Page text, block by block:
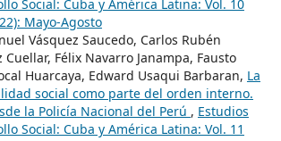
Social: Cuba y América Latina: Vol. 10
Mayo-Agosto
Vásquez Saucedo, Carlos Rubén
Cuellar, Félix Navarro Janampa, Fausto
Huarcaya, Edward Usaqui Barbaran, La
social como parte del orden interno.
la Policía Nacional del Perú , Estudios
Social: Cuba y América Latina: Vol. 11